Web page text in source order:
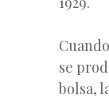
se
bolsa,